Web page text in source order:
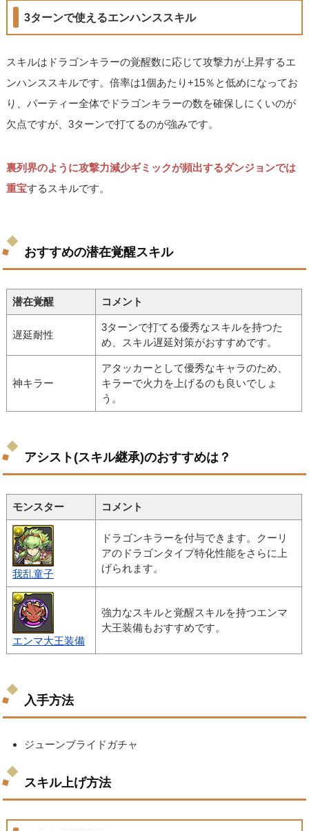
3ターンで使えるエンハンススキル
スキルはドラゴンキラーの覚醒数に応じて攻撃力が上昇するエ
ンハンススキルです。倍率は1個あたり+15％と低めになってお
り、パーティー全体でドラゴンキラーの数を確保しにくいのが
欠点ですが、3ターンで打てるのが強みです。
裏列界のように攻撃力減少ギミックが頻出するダンジョンでは
重宝するスキルです。
おすすめの潜在覚醒スキル
潜在覚醒 コメント
遅延耐性
3ターンで打てる優秀なスキルを持つた
め、スキル遅延対策がおすすめです。
神キラー
アタッカーとして優秀なキャラのため、
キラーで火力を上げるのも良いでしょ
う。
アシスト(スキル継承)のおすすめは？
モンスター コメント
我乱童子
ドラゴンキラーを付与できます。クーリ
アのドラゴンタイプ特化性能をさらに上
げられます。
エンマ大王装備
強力なスキルと覚醒スキルを持つエンマ
大王装備もおすすめです。
入手方法
ジューンブライドガチャ
スキル上げ方法